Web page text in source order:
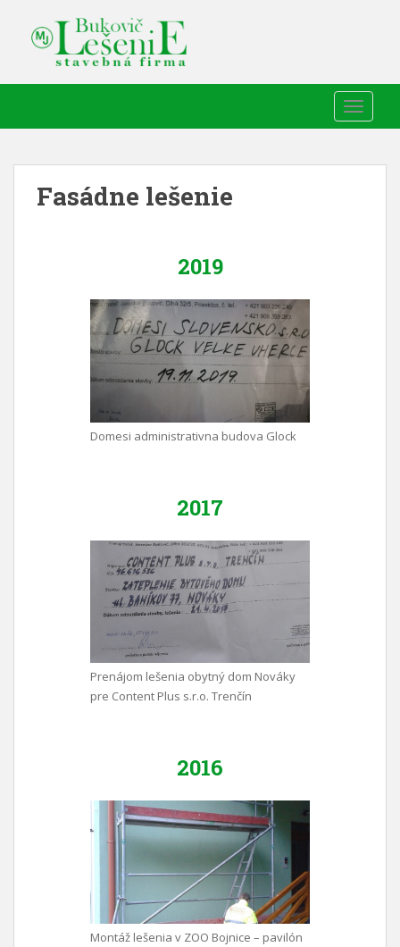
Fasádne lešenie
2019
Domesi administrativna budova Glock
2017
Prenájom lešenia obytný dom Nováky
pre Content Plus s.r.o. Trenčín
2016
Montáž lešenia v ZOO Bojnice – pavilón